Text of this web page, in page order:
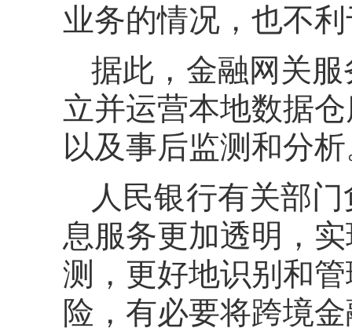
业务的情况，也不
据此，金融网关
立并运营本地数据
以及事后监测和分
人民银行有关部
息服务更加透明，
测，更好地识别和
险，有必要将跨境